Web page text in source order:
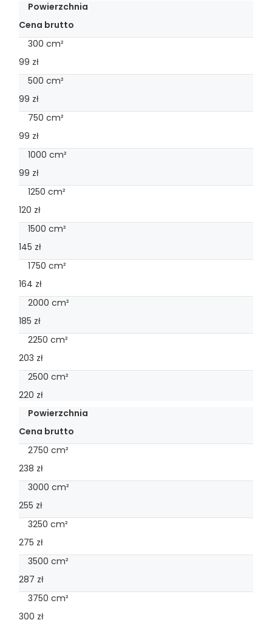
Powierzchnia
Cena brutto
300 cm²
99 zł
500 cm²
99 zł
750 cm²
99 zł
1000 cm²
99 zł
1250 cm²
120 zł
1500 cm²
145 zł
1750 cm²
164 zł
2000 cm²
185 zł
2250 cm²
203 zł
2500 cm²
220 zł
Powierzchnia
Cena brutto
2750 cm²
238 zł
3000 cm²
255 zł
3250 cm²
275 zł
3500 cm²
287 zł
3750 cm²
300 zł